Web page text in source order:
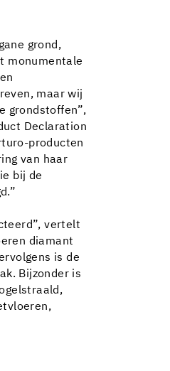
grond,
monumentale
maar wij
grondstoffen”,
Declaration
producten
van haar
bij de
vertelt
diamant
is de
Bijzonder is